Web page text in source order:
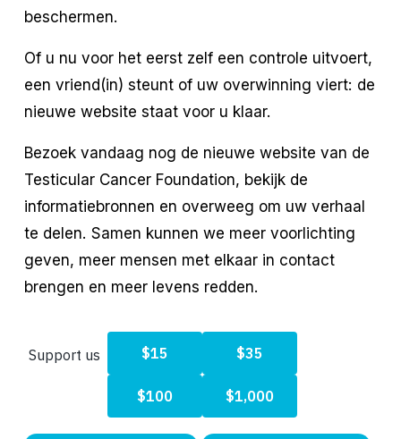
beschermen.
Of u nu voor het eerst zelf een controle uitvoert,
een vriend(in) steunt of uw overwinning viert: de
nieuwe website staat voor u klaar.
Bezoek vandaag nog de nieuwe website van de
Testicular Cancer Foundation, bekijk de
informatiebronnen en overweeg om uw verhaal
te delen. Samen kunnen we meer voorlichting
geven, meer mensen met elkaar in contact
brengen en meer levens redden.